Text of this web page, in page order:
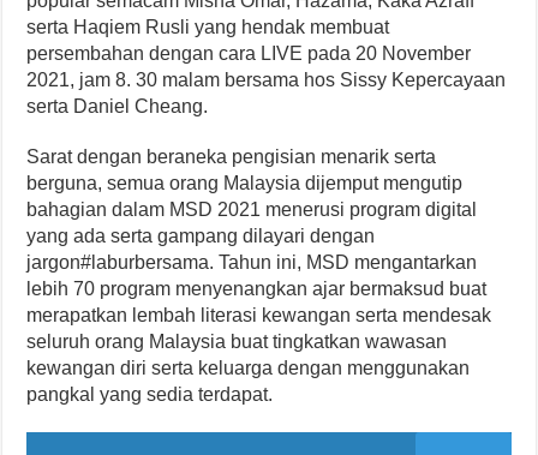
serta Haqiem Rusli yang hendak membuat
persembahan dengan cara LIVE pada 20 November
2021, jam 8. 30 malam bersama hos Sissy Kepercayaan
serta Daniel Cheang.
Sarat dengan beraneka pengisian menarik serta
berguna, semua orang Malaysia dijemput mengutip
bahagian dalam MSD 2021 menerusi program digital
yang ada serta gampang dilayari dengan
jargon#laburbersama. Tahun ini, MSD mengantarkan
lebih 70 program menyenangkan ajar bermaksud buat
merapatkan lembah literasi kewangan serta mendesak
seluruh orang Malaysia buat tingkatkan wawasan
kewangan diri serta keluarga dengan menggunakan
pangkal yang sedia terdapat.